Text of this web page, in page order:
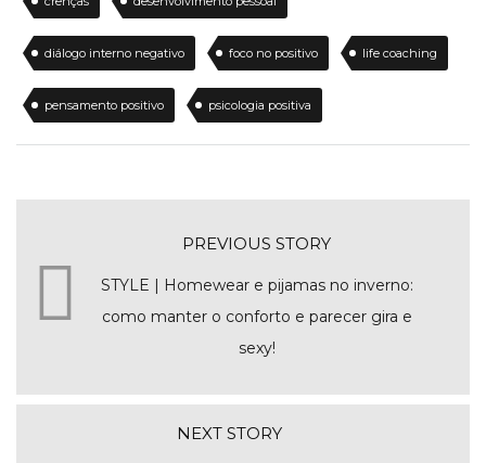
diálogo interno negativo foco no positivo life coaching
pensamento positivo psicologia positiva
PREVIOUS STORY
STYLE | Homewear e pijamas no inverno:
como manter o conforto e parecer gira e
sexy!
NEXT STORY